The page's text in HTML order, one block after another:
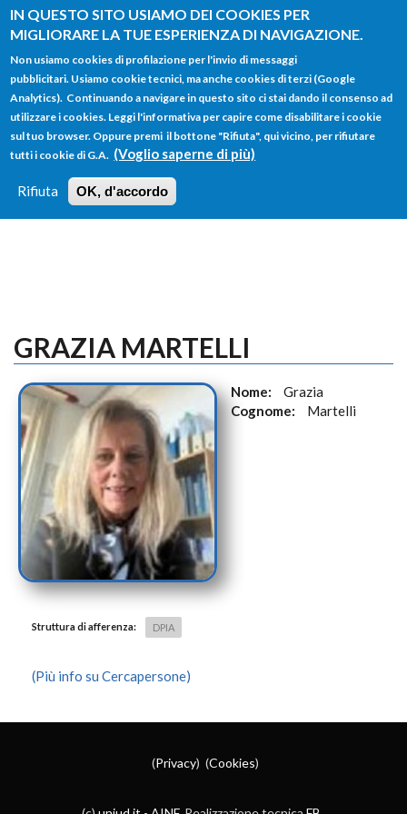
IN QUESTO SITO USIAMO DEI COOKIES PER
MIGLIORARE LA TUE ESPERIENZA DI NAVIGAZIONE.
Non usiamo cookies di profilazione per l'invio di messaggi
pubblicitari. Usiamo cookie tecnici, ma anche cookies di terzi (Google
Analytics). Continuando a navigare in questo sito ci stai dando il consenso ad
utilizzare i cookies. Leggi l'informativa per capire come disabilitare i cookie
sul tuo browser. Oppure premi il bottone "Rifiuta", qui vicino, per rifiutare
tutti i cookie di G.A. (Voglio saperne di più)
Rifiuta OK, d'accordo
Salta al contenuto principale
FORM
DI
RICERCA
Main menu
HOME TUTTI I PROFILI
LOGIN
GRAZIA MARTELLI
Nome:
Grazia
Cognome:
Martelli
Struttura di afferenza: DPIA
(Più info su Cercapersone)
(Privacy) (Cookies)